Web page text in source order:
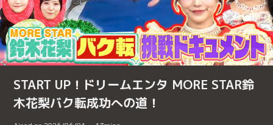
START UP！ドリームエンタ MORE STAR鈴
木花梨バク転成功への道！